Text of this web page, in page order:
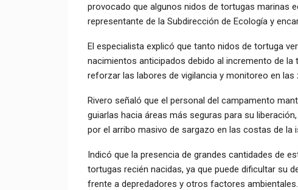
provocado que algunos nidos de tortugas marinas
representante de la Subdirección de Ecología y
El especialista explicó que tanto nidos de tortuga
nacimientos anticipados debido al incremento de
reforzar las labores de vigilancia y monitoreo en las
Rivero señaló que el personal del campamento
guiarlas hacia áreas más seguras para su
por el arribo masivo de sargazo en las costas de la
Indicó que la presencia de grandes cantidades de
tortugas recién nacidas, ya que puede dificultar su
frente a depredadores y otros factores ambientales.